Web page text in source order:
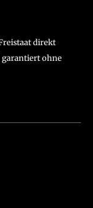
direkt
garantiert ohne